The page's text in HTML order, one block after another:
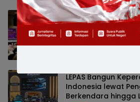
Deep Talk dr Aisah
Surabaya, Bahas
Pasangan dalam
Hubungan Harmonis
LEPAS Bangun
Indonesia lewat
Berkendara hingga